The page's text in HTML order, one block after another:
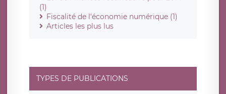
(1)
Fiscalité de l'économie numérique (1)
Articles les plus lus
TYPES DE PUBLICATIONS